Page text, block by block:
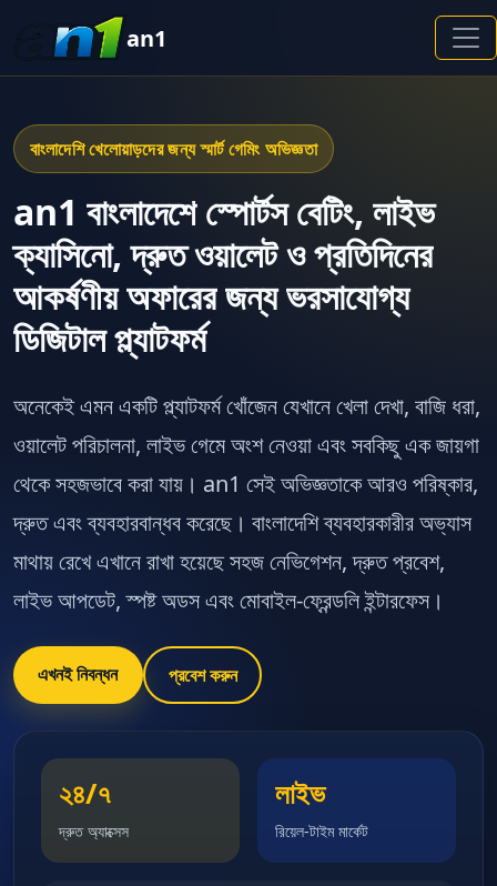
an1
বাংলাদেশি খেলোয়াড়দের জন্য স্মার্ট গেমিং অভিজ্ঞতা
an1 বাংলাদেশে স্পোর্টস বেটিং, লাইভ
ক্যাসিনো, দ্রুত ওয়ালেট ও প্রতিদিনের
আকর্ষণীয় অফারের জন্য ভরসাযোগ্য
ডিজিটাল প্ল্যাটফর্ম
অনেকেই এমন একটি প্ল্যাটফর্ম খোঁজেন যেখানে খেলা দেখা, বাজি ধরা,
ওয়ালেট পরিচালনা, লাইভ গেমে অংশ নেওয়া এবং সবকিছু এক জায়গা
থেকে সহজভাবে করা যায়। an1 সেই অভিজ্ঞতাকে আরও পরিষ্কার,
দ্রুত এবং ব্যবহারবান্ধব করেছে। বাংলাদেশি ব্যবহারকারীর অভ্যাস
মাথায় রেখে এখানে রাখা হয়েছে সহজ নেভিগেশন, দ্রুত প্রবেশ,
লাইভ আপডেট, স্পষ্ট অডস এবং মোবাইল-ফ্রেন্ডলি ইন্টারফেস।
এখনই নিবন্ধন প্রবেশ করুন
২৪/৭
দ্রুত অ্যাক্সেস
লাইভ
রিয়েল-টাইম মার্কেট